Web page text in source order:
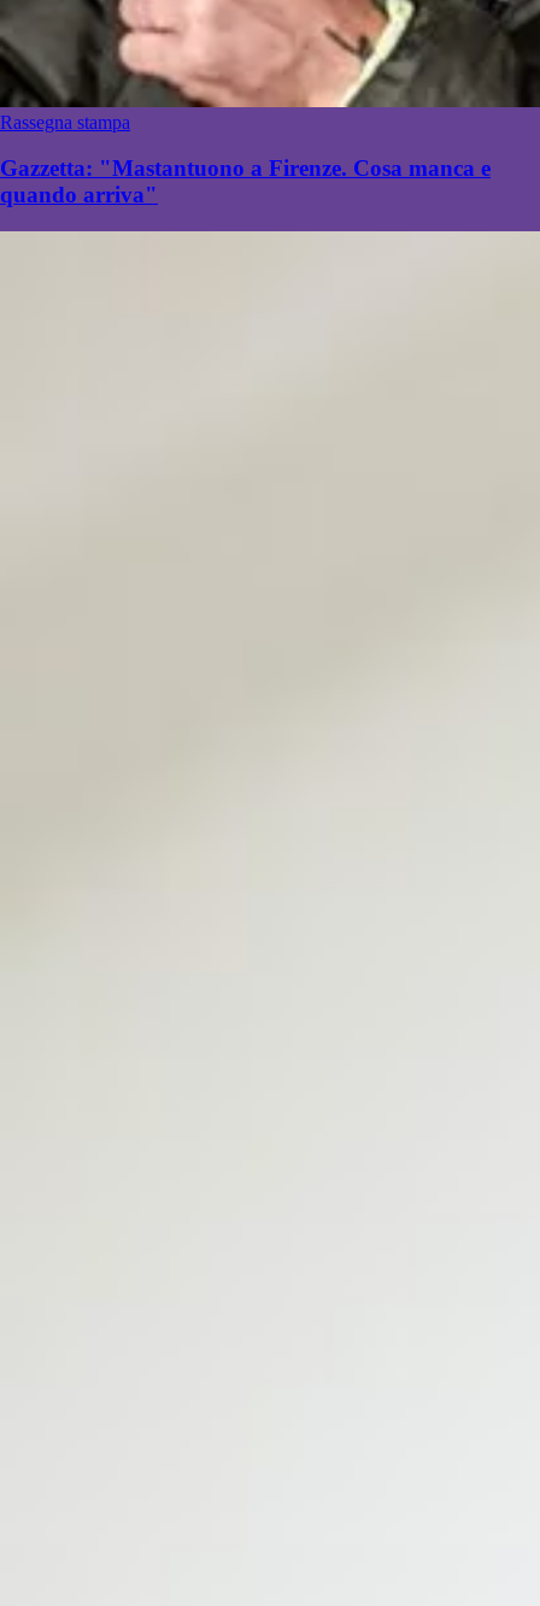
Rassegna stampa
Gazzetta: "Mastantuono a Firenze. Cosa manca e
quando arriva"